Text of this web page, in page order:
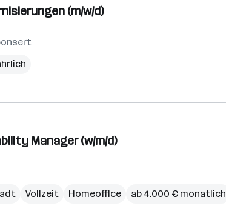
(m/w/d)
Manager (w/m/d)
Vollzeit Homeoffice ab 4.000 € monatlich